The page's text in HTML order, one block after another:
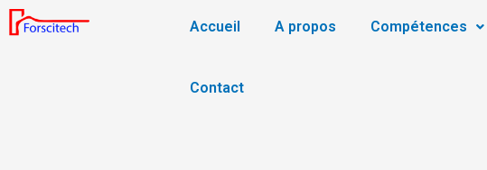
Accueil A propos Compétences
Contact